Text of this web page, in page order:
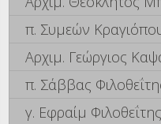
π. Συμεών
Αρχιμ. Γεώργιος
π. Σάββας
γ. Εφραίμ Φιλοθεΐτης